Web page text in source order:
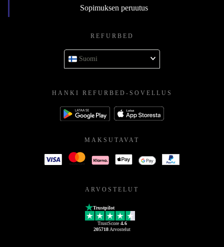
Sopimuksen peruutus
REFURBED
Suomi
HANKI REFURBED-SOVELLUS
MAKSUTAVAT
ARVOSTELUT
Trustpilot
TrustScore 4.6
205718 Arvostelut